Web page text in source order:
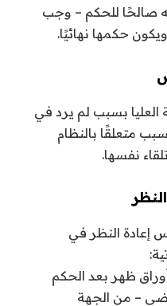
صالحًا للحكم – وجب
حكمها نهائيًا.
العليا بسبب لم يرد في
متعلقًا بالنظام
نفسها.
إعادة النظر في
ظهر بعد الحكم
– من الجهة